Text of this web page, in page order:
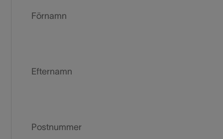
Förnamn
Efternamn
Postnummer